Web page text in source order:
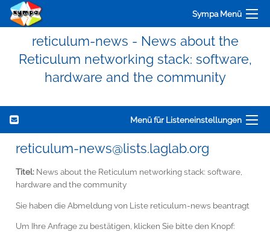
Sympa Menü
reticulum-news - News about the
Reticulum networking stack: software,
hardware and the community
Menü für Listeneinstellungen
reticulum-news@lists.laglab.org
Titel: News about the Reticulum networking stack: software,
hardware and the community
Sie haben die Abmeldung von Liste reticulum-news beantragt
Um Ihre Anfrage zu bestätigen, klicken Sie bitte den Knopf: